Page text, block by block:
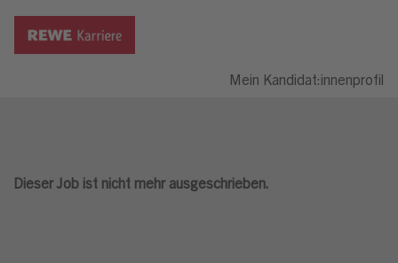
Mein Kandidat:innenprofil
Dieser Job ist nicht mehr ausgeschrieben.